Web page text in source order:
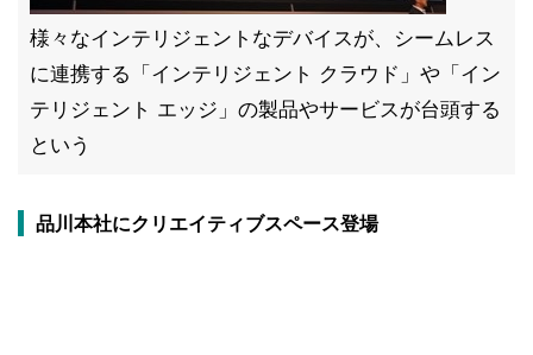
様々なインテリジェントなデバイスが、シームレス
に連携する「インテリジェント クラウド」や「イン
テリジェント エッジ」の製品やサービスが台頭する
という
品川本社にクリエイティブスペース登場